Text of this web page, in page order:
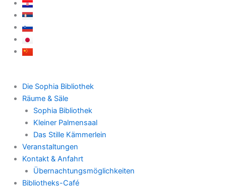
Die Sophia Bibliothek
Räume & Säle
Sophia Bibliothek
Kleiner Palmensaal
Das Stille Kämmerlein
Veranstaltungen
Kontakt & Anfahrt
Übernachtungsmöglichkeiten
Bibliotheks-Café